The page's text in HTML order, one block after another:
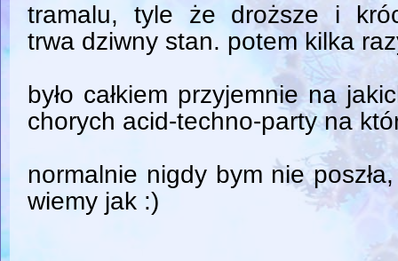
tramalu, tyle że droższe i
trwa dziwny stan. potem kilka
było całkiem przyjemnie na
chorych acid-techno-party na
normalnie nigdy bym nie
wiemy jak :)